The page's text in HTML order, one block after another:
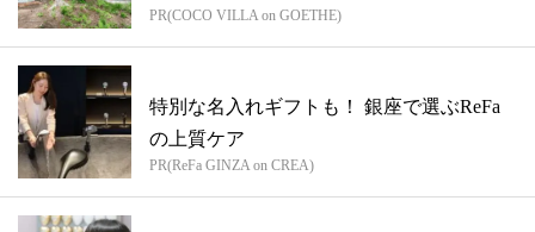
PR(COCO VILLA on GOETHE)
特別な名入れギフトも！ 銀座で選ぶReFa
の上質ケア
PR(ReFa GINZA on CREA)